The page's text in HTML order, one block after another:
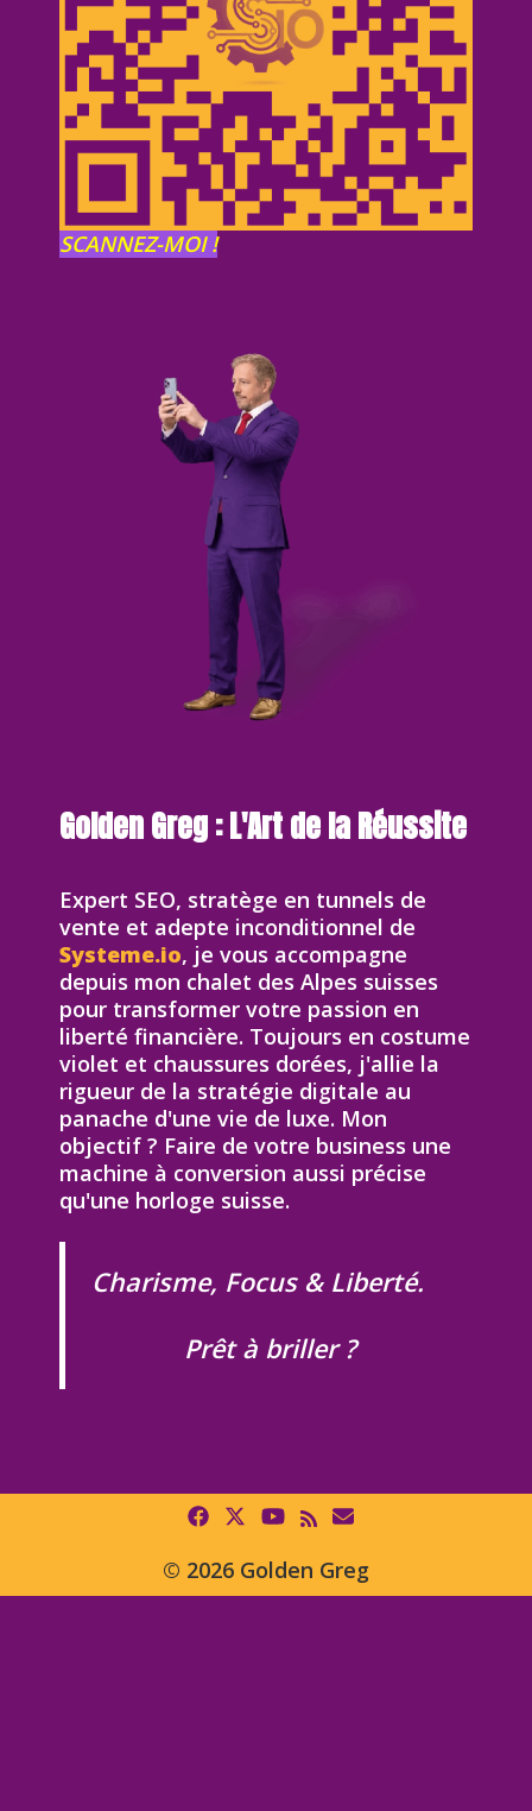
SCANNEZ-MOI !
Golden Greg : L'Art de la Réussite
Expert SEO, stratège en tunnels de
vente et adepte inconditionnel de
Systeme.io, je vous accompagne
depuis mon chalet des Alpes suisses
pour transformer votre passion en
liberté financière. Toujours en costume
violet et chaussures dorées, j'allie la
rigueur de la stratégie digitale au
panache d'une vie de luxe. Mon
objectif ? Faire de votre business une
machine à conversion aussi précise
qu'une horloge suisse.
Charisme, Focus & Liberté.
Prêt à briller ?
© 2026 Golden Greg